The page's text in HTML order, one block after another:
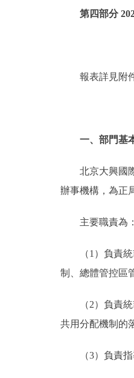
第四部分
報表詳見附件
一、部門基
北京大興國
辦事機構，為正
主要職責為：
（1）負責
制、總體管控區
（2）負責
共用分配機制的
（3）負責